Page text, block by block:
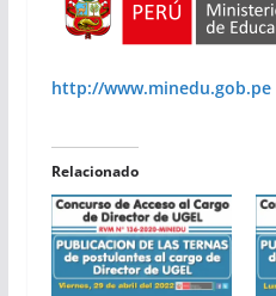
http://www.minedu.gob.pe
Relacionado